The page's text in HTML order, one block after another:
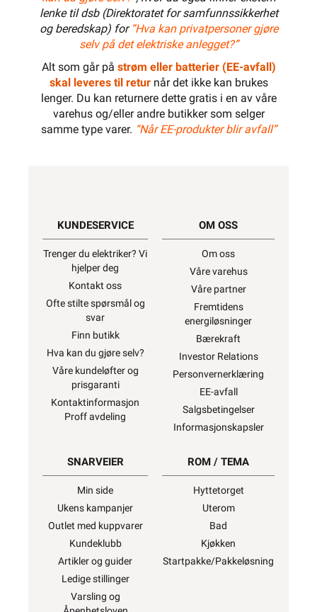
lenke til dsb (Direktoratet for samfunnssikkerhet
og beredskap) for “Hva kan privatpersoner gjøre
selv på det elektriske anlegget?”
Alt som går på strøm eller batterier (EE-avfall)
skal leveres til returnår det ikke kan brukes
lenger. Du kan returnere dette gratis i en av våre
varehus og/eller andre butikker som selger
samme type varer. “Når EE-produkter blir avfall”
KUNDESERVICE
Trenger du elektriker? Vi
hjelper deg
Kontakt oss
Ofte stilte spørsmål og
svar
Finn butikk
Hva kan du gjøre selv?
Våre kundeløfter og
prisgaranti
Kontaktinformasjon
Proff avdeling
OM OSS
Om oss
Våre varehus
Våre partner
Fremtidens
energiløsninger
Bærekraft
Investor Relations
Personvernerklæring
EE-avfall
Salgsbetingelser
Informasjonskapsler
SNARVEIER
Min side
Ukens kampanjer
Outlet med kuppvarer
Kundeklubb
Artikler og guider
Ledige stillinger
Varsling og
ROM / TEMA
Hyttetorget
Uterom
Bad
Kjøkken
Startpakke/Pakkeløsning